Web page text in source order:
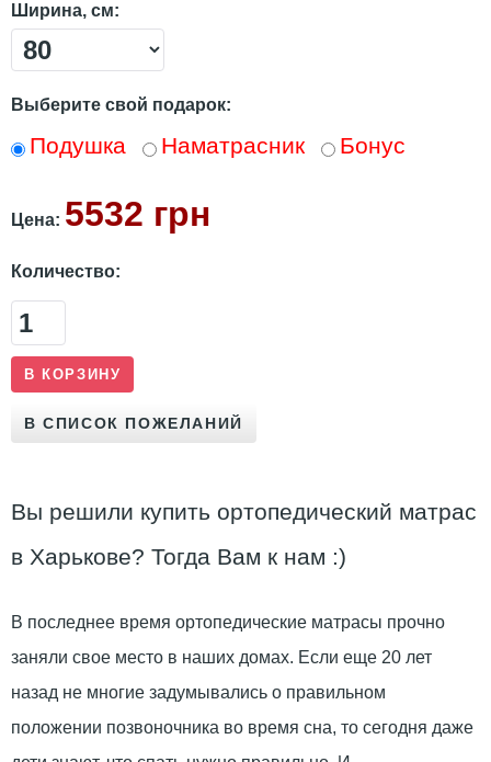
Ширина, см:
Выберите свой подарок:
Подушка Наматрасник Бонус
Цена: 5532 грн
Количество:
Вы решили купить ортопедический матрас
в Харькове? Тогда Вам к нам :)
В последнее время ортопедические матрасы прочно
заняли свое место в наших домах. Если еще 20 лет
назад не многие задумывались о правильном
положении позвоночника во время сна, то сегодня даже